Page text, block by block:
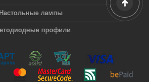
Настольные лампы
профили